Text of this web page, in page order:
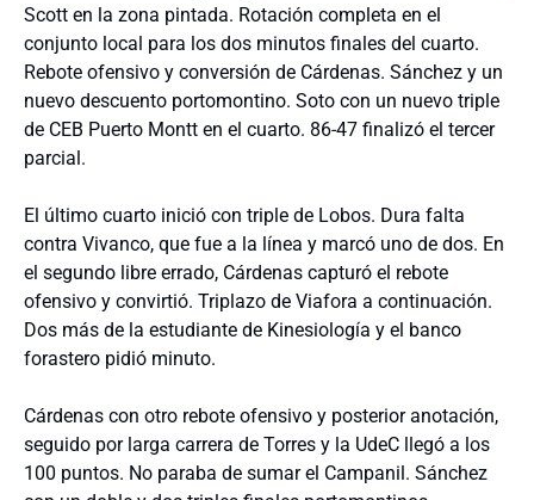
Scott en la zona pintada. Rotación completa en el
conjunto local para los dos minutos finales del cuarto.
Rebote ofensivo y conversión de Cárdenas. Sánchez y un
nuevo descuento portomontino. Soto con un nuevo triple
de CEB Puerto Montt en el cuarto. 86-47 finalizó el tercer
parcial.
El último cuarto inició con triple de Lobos. Dura falta
contra Vivanco, que fue a la línea y marcó uno de dos. En
el segundo libre errado, Cárdenas capturó el rebote
ofensivo y convirtió. Triplazo de Viafora a continuación.
Dos más de la estudiante de Kinesiología y el banco
forastero pidió minuto.
Cárdenas con otro rebote ofensivo y posterior anotación,
seguido por larga carrera de Torres y la UdeC llegó a los
100 puntos. No paraba de sumar el Campanil. Sánchez